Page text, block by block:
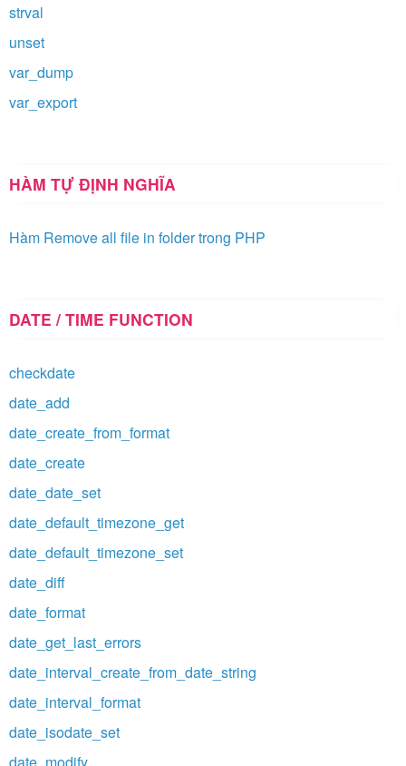
strval
unset
var_dump
var_export
HÀM TỰ ĐỊNH NGHĨA
Hàm Remove all file in folder trong PHP
DATE / TIME FUNCTION
checkdate
date_add
date_create_from_format
date_create
date_date_set
date_default_timezone_get
date_default_timezone_set
date_diff
date_format
date_get_last_errors
date_interval_create_from_date_string
date_interval_format
date_isodate_set
date_modify